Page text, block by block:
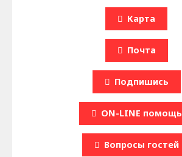
Карта
Почта
Подпишись
ON-LINE помощь
Вопроcы гостей